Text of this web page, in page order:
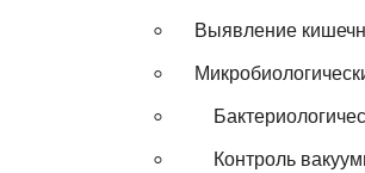
Выявление
Контроль